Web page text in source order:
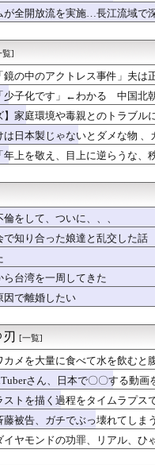
やマイナスイメージしかない
とった井上春華が可愛すぎる
たんだけどさ
ど意外と簡単に出来て良かっ
大変なことになってるって...
あｗｗすいませんｗｗ」
公務員の男性（46）死亡 田原
レス事件」夫は正しかったの
…少なすぎるって意味だよな
は皆クビになるわ」→未だか
近で若い男性の遺体発見 尾根
ビる漫画「ながされて藍蘭島
ん、ゲームをやりませんか」
を入れる器まで出してある家
落する時、レバレッジは-11%…
…///」ｷﾞ〇ｷﾞ〇麻衣「……はぁ
、値札が遊戯王だった」
ェリアを集めるようです】 そ
ゲームの最高傑作だよね
監督「ガン×ソードが先なの
圧力！警察の忖度が明らかに
らしまくる生足かほりん
やたらと高価な物をくれる。
77回
になりました」→実質値上げで
厳格化を批判 ジャーナリスト
オランダ王者PSV加入キター
プンしたカフェ、サンドイッ
プンしたカフェ、サンドイッ
が全開放流を実施…長江流域で
覧]
鏡の中のアクトレス事件」夫
少子化です」←わかる 中国北
】家庭環境や毒親とのトラブ
人をどう除外するか」
は日本製じゃないとダメな物 、
年上を敬え、目上に逆らうな
をして、ついに、、、
で知り合った娘達と乱交した話
ら台湾を一周してきた
因で離婚したい
[一覧]
カメを大量に食べて水を飲む
あ
さん、日本で〇〇する動画
ストを描く過程をタイムラプ
藤被告、ガチでぶっ壊れてしまう
イヤモンドの功罪、リアル、